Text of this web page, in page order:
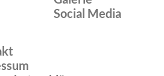
Social Media